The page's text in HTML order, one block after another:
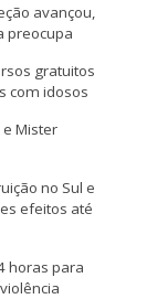
avançou,
preocupa
gratuitos
com idosos
Mister
no Sul e
efeitos até
horas para